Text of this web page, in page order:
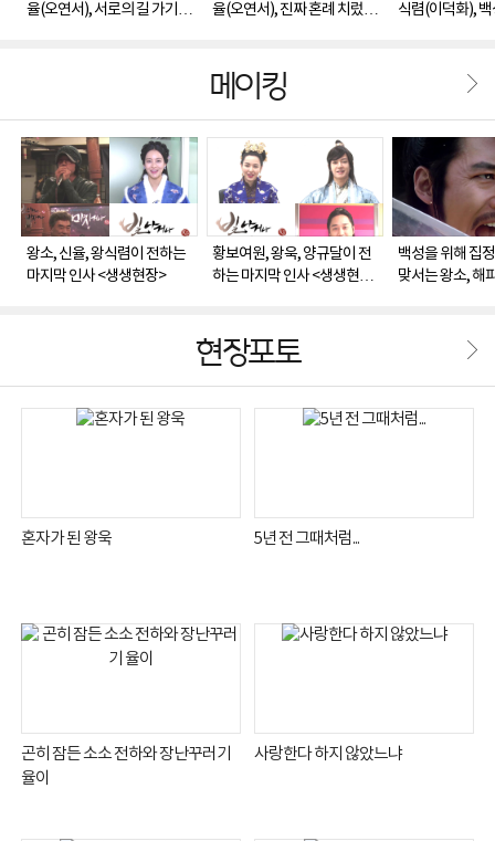
율(오연서), 서로의 길 가기
율(오연서), 진짜 혼례 치렀
식렴(이덕화),
메이킹
왕소, 신율, 왕식렴이 전하는
마지막 인사 <생생현장>
황보여원, 왕욱, 양규달이 전
하는 마지막 인사 <생생현장
백성을 위해 집
맞서는 왕소, 해
현장포토
혼자가 된 왕욱 5년 전 그때처럼...
곤히 잠든 소소 전하와 장난꾸러기
율이
사랑한다 하지 않았느냐